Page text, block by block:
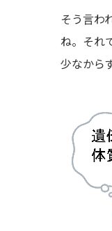
そう言わ
ね。それ
少なから